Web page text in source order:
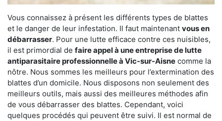
Vous connaissez à présent les différents types de blattes
et le danger de leur infestation. Il faut maintenant vous en
débarrasser. Pour une lutte efficace contre ces nuisibles,
il est primordial de faire appel à une entreprise de lutte
antiparasitaire professionnelle à Vic-sur-Aisne comme la
nôtre. Nous sommes les meilleurs pour l’extermination des
blattes d’un domicile. Nous disposons non seulement des
meilleurs outils, mais aussi des meilleures méthodes afin
de vous débarrasser des blattes. Cependant, voici
quelques procédés qui peuvent être suivi. Il est normal de